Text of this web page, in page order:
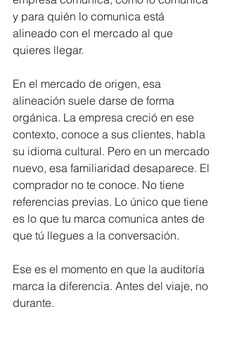
y para quién lo comunica está
alineado con el mercado al que
quieres llegar.
En el mercado de origen, esa
alineación suele darse de forma
orgánica. La empresa creció en ese
contexto, conoce a sus clientes, habla
su idioma cultural. Pero en un mercado
nuevo, esa familiaridad desaparece. El
comprador no te conoce. No tiene
referencias previas. Lo único que tiene
es lo que tu marca comunica antes de
que tú llegues a la conversación.
Ese es el momento en que la auditoría
marca la diferencia. Antes del viaje, no
durante.